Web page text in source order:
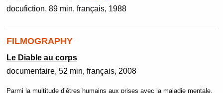
docufiction 89 min français 1988
FILMOGRAPHY
Le Diable au corps
documentaire 52 min français 2008
Parmi la multitude d’êtres humains aux prises avec la maladie mentale,